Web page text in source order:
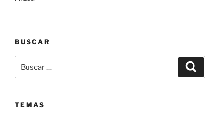
BUSCAR
TEMAS